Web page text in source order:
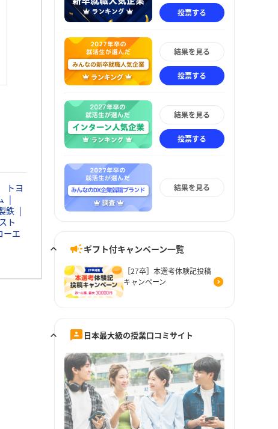
トヨ
鉄
ト
ーエ
投票する
結果を見る
投票する
結果を見る
投票する
結果を見る
ギフト付キャンペーン一覧
［27卒］本選考体験記投稿
キャンペーン
日本最大級の授業口コミサイト